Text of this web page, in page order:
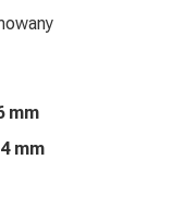
mm
mm